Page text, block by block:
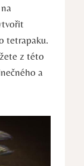
tetrapaku.
z této
a